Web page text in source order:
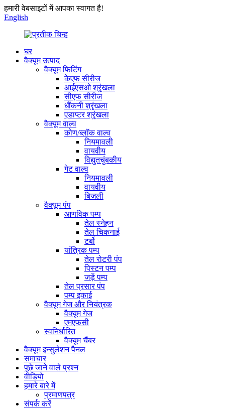
हमारी वेबसाइटों में आपका स्वागत है!
English
घर
वैक्यूम उत्पाद
वैक्यूम फिटिंग
केएफ सीरीज
आईएसओ श्रृंखला
सीएफ सीरीज
धौंकनी श्रृंखला
एडाप्टर श्रृंखला
वैक्यूम वाल्व
कोण/ब्लॉक वाल्व
नियमावली
वायवीय
विद्युतचुंबकीय
गेट वाल्व
नियमावली
वायवीय
बिजली
वैक्यूम पंप
आणविक पम्प
तेल स्नेहन
तेल चिकनाई
टर्बो
यांत्रिक पम्प
तेल रोटरी पंप
पिस्टन पम्प
जड़ें पम्प
तेल प्रसार पंप
पम्प इकाई
वैक्यूम गेज और नियंत्रक
वैक्यूम गेज
एमएफसी
स्वनिर्धारित
वैक्यूम चैंबर
वैक्यूम इन्सुलेशन पैनल
समाचार
पूछे जाने वाले प्रश्न
वीडियो
हमारे बारे में
प्रमाणपत्र
संपर्क करें